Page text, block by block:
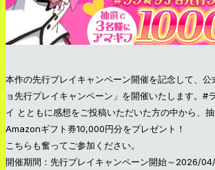
本作の先行プレイキャンペーン開催を記念して、
ョ先行プレイキャンペーン」を開催いたします。#
イ とともに感想をご投稿いただいた方の中から、
Amazonギフト券10,000円分をプレゼント！
こちらも奮ってご参加ください。
開催期間：先行プレイキャンペーン開始～2026/